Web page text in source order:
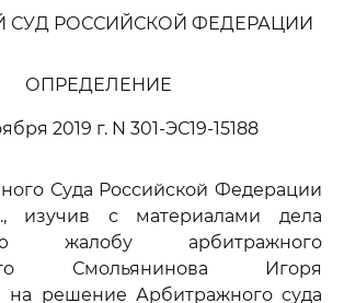
СУД РОССИЙСКОЙ ФЕДЕРАЦИИ
ОПРЕДЕЛЕНИЕ
2019 г. N 301-ЭС19-15188
Суда Российской Федерации
изучив с материалами дела
жалобу арбитражного
Смольянинова Игоря
на решение Арбитражного суда